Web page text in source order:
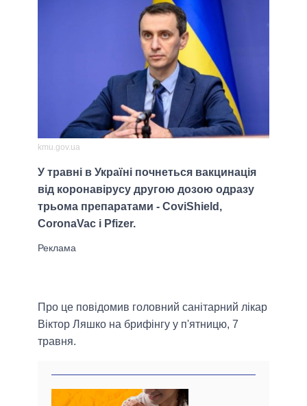
kmu.gov.ua
У травні в Україні почнеться вакцинація
від коронавірусу другою дозою одразу
трьома препаратами - CoviShield,
CoronaVac і Pfizer.
Про це повідомив головний санітарний лікар
Віктор Ляшко на брифінгу у п'ятницю, 7
травня.